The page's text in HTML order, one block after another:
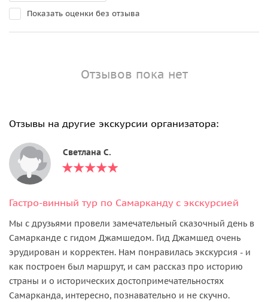
Показать оценки без отзыва
Отзывов пока нет
Отзывы на другие экскурсии организатора:
Светлана С.
Гастро-винный тур по Самарканду с экскурсией
Мы с друзьями провели замечательный сказочный день в
Самарканде с гидом Джамшедом. Гид Джамшед очень
эрудирован и корректен. Нам понравилась экскурсия - и
как построен был маршрут, и сам рассказ про историю
страны и о исторических достопримечательностях
Самарканда, интересно, познавательно и не скучно.